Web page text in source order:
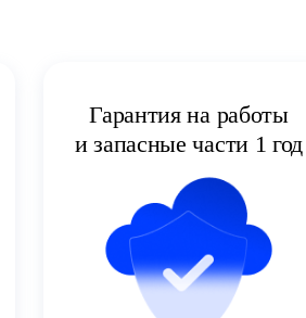
Гарантия на работы
и запасные части 1 год